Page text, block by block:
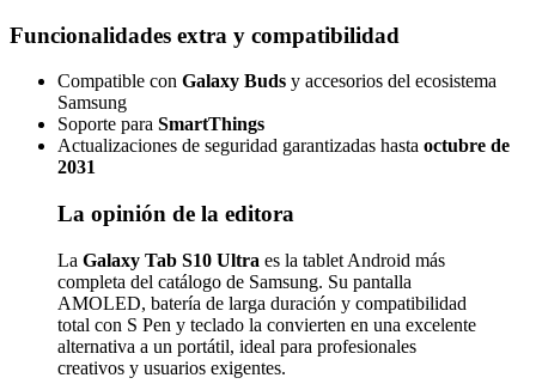
Funcionalidades extra y compatibilidad
Compatible con Galaxy Buds y accesorios del ecosistema
Samsung
Soporte para SmartThings
Actualizaciones de seguridad garantizadas hasta octubre de
2031
La opinión de la editora
La Galaxy Tab S10 Ultra es la tablet Android más
completa del catálogo de Samsung. Su pantalla
AMOLED, batería de larga duración y compatibilidad
total con S Pen y teclado la convierten en una excelente
alternativa a un portátil, ideal para profesionales
creativos y usuarios exigentes.